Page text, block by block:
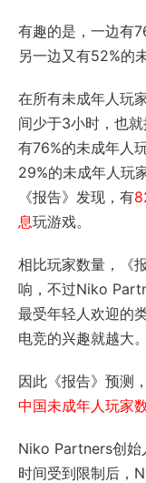
有趣的是，一边有
另一边又有52%的
在所有未成年人玩
间少于3小时，也
有76%的未成年人
29%的未成年人玩
《报告》发现，有
息玩游戏。
相比玩家数量，《
响，不过Niko
最受年轻人欢迎的
电竞的兴趣就越大。
因此《报告》预测
中国未成年人玩家
Niko Partners创始
时间受到限制后，